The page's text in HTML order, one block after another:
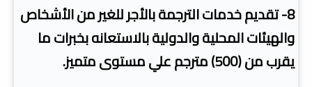
8- تقديم خدمات الترجمة بالأجر للغير من الأشخاص
والهيئات المحلية والدولية بالاستعانه بخبرات ما
يقرب من (500) مترجم علي مستوى متميز.